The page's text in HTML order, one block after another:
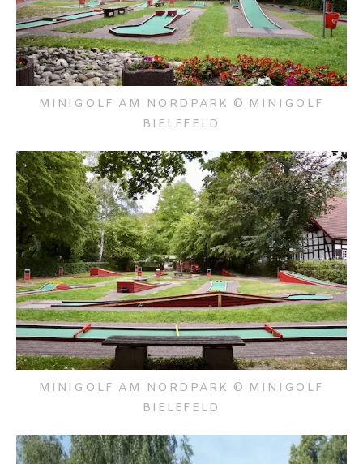
MINIGOLF AM NORDPARK © MINIGOLF
BIELEFELD
MINIGOLF AM NORDPARK © MINIGOLF
BIELEFELD